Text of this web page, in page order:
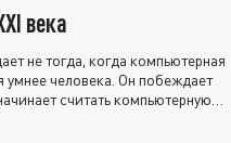
века
не тогда, когда компьютерная
умнее человека. Он побеждает
считать компьютерную